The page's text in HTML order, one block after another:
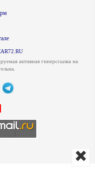
активная гиперссылка на